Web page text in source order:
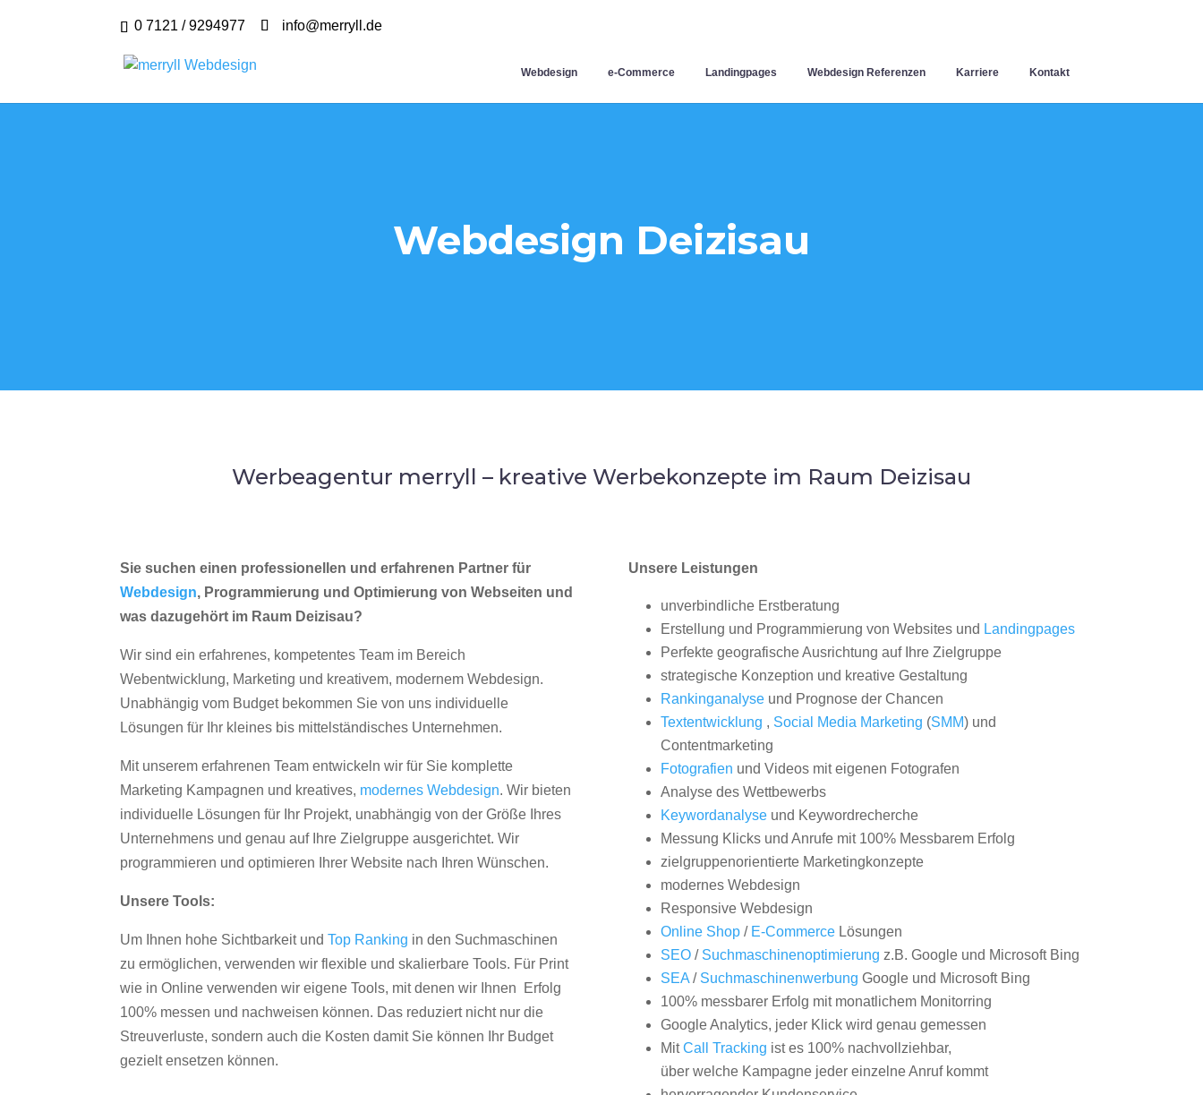
0 7121 / 9294977 info@merryll.de
Webdesign e-Commerce Landingpages Webdesign Referenzen Karriere Kontakt
Webdesign Deizisau
Werbeagentur merryll – kreative Werbekonzepte im Raum Deizisau
Sie suchen einen professionellen und erfahrenen Partner für
Webdesign, Programmierung und Optimierung von Webseiten und
was dazugehört im Raum Deizisau?
Wir sind ein erfahrenes, kompetentes Team im Bereich
Webentwicklung, Marketing und kreativem, modernem Webdesign.
Unabhängig vom Budget bekommen Sie von uns individuelle
Lösungen für Ihr kleines bis mittelständisches Unternehmen.
Mit unserem erfahrenen Team entwickeln wir für Sie komplette
Marketing Kampagnen und kreatives, modernes Webdesign. Wir bieten
individuelle Lösungen für Ihr Projekt, unabhängig von der Größe Ihres
Unternehmens und genau auf Ihre Zielgruppe ausgerichtet. Wir
programmieren und optimieren Ihrer Website nach Ihren Wünschen.
Unsere Tools:
Um Ihnen hohe Sichtbarkeit undTop Ranking in den Suchmaschinen
zu ermöglichen, verwenden wir flexible und skalierbare Tools. Für Print
wie in Online verwenden wir eigene Tools, mit denen wir Ihnen Erfolg
100% messen und nachweisen können. Das reduziert nicht nur die
Streuverluste, sondern auch die Kosten damit Sie können Ihr Budget
gezielt ensetzen können.
Unsere Leistungen
unverbindliche Erstberatung
Erstellung und Programmierung von Websites und Landingpages
Perfekte geografische Ausrichtung auf Ihre Zielgruppe
strategische Konzeption und kreative Gestaltung
Rankinganalyseund Prognose der Chancen
Textentwicklung , Social Media Marketing (SMM) und
Contentmarketing
Fotografien und Videos mit eigenen Fotografen
Analyse des Wettbewerbs
Keywordanalyseund Keywordrecherche
Messung Klicks und Anrufe mit 100% Messbarem Erfolg
zielgruppenorientierte Marketingkonzepte
modernes Webdesign
Responsive Webdesign
Online Shop/ E-CommerceLösungen
SEO/ Suchmaschinenoptimierung z.B. Google und Microsoft Bing
SEA/ Suchmaschinenwerbung Google und Microsoft Bing
100% messbarer Erfolg mit monatlichem Monitorring
Google Analytics, jeder Klick wird genau gemessen
MitCall Tracking ist es 100% nachvollziehbar,
über welche Kampagne jeder einzelne Anruf kommt